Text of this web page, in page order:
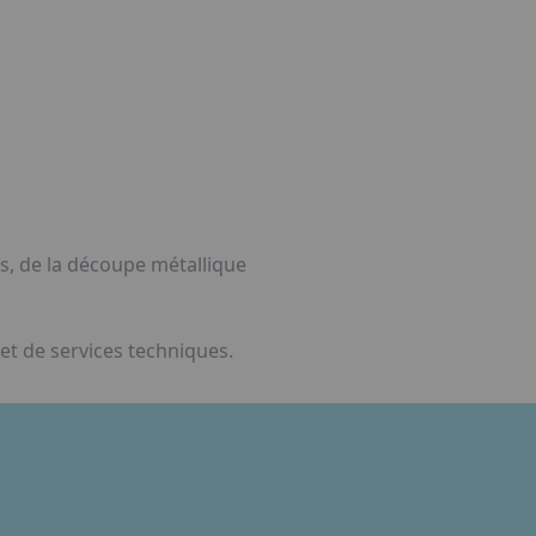
de la découpe métallique
de services techniques.